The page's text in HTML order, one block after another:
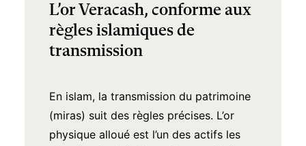
L’or Veracash, conforme aux
règles islamiques de
transmission
En islam, la transmission du patrimoine
(miras) suit des règles précises. L’or
physique alloué est l’un des actifs les